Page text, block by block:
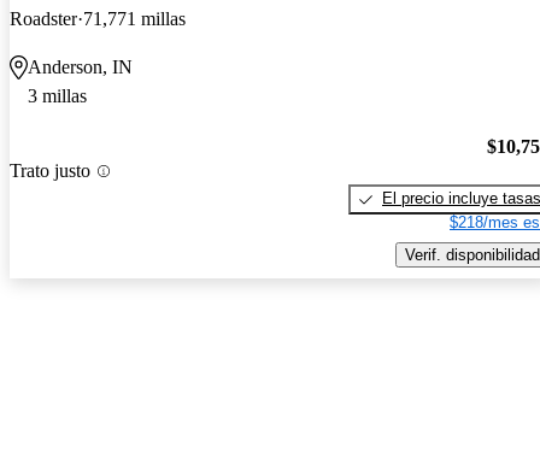
Roadster 71,771 millas
Anderson, IN
3 millas
Trato justo
El precio incluye tasas
$218/mes
Verif. disponibilidad